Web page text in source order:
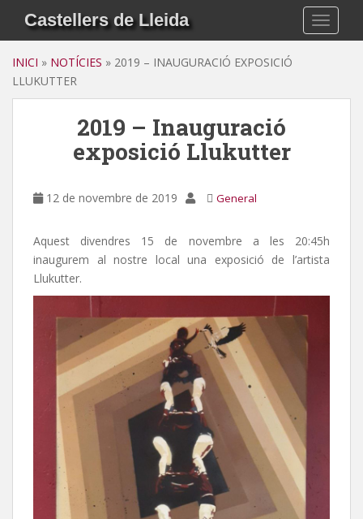
i
Castellers de Lleida
INICI » NOTÍCIES » 2019 – INAUGURACIÓ EXPOSICIÓ
LLUKUTTER
2019 – Inauguració
exposició Llukutter
12 de novembre de 2019 General
Aquest divendres 15 de novembre a les 20:45h
inaugurem al nostre local una exposició de l’artista
Llukutter.